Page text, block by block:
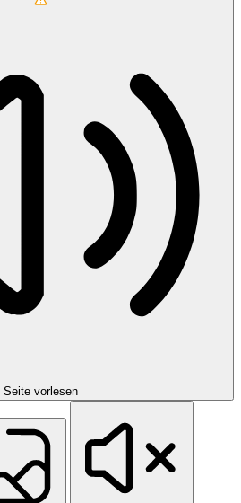
Seite vorlesen